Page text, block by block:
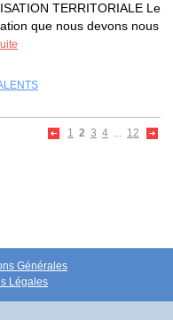
TERRITORIALE Le
que nous devons nous
1 2 3 4 ... 12
Générales
Légales